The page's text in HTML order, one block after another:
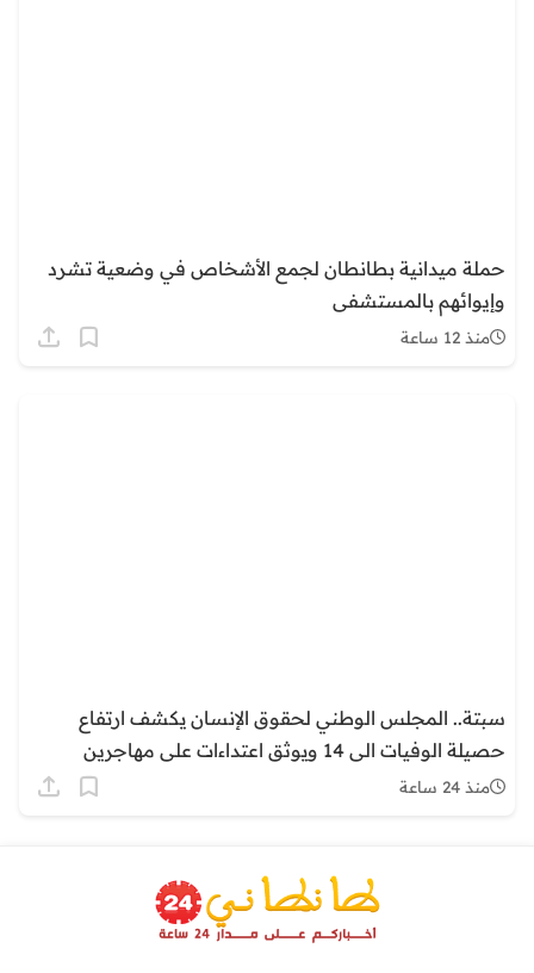
حملة ميدانية بطانطان لجمع الأشخاص في وضعية تشرد
وإيوائهم بالمستشفى
منذ 12 ساعة
سبتة.. المجلس الوطني لحقوق الإنسان يكشف ارتفاع
حصيلة الوفيات الى 14 ويوثق اعتداءات على مهاجرين
منذ 24 ساعة